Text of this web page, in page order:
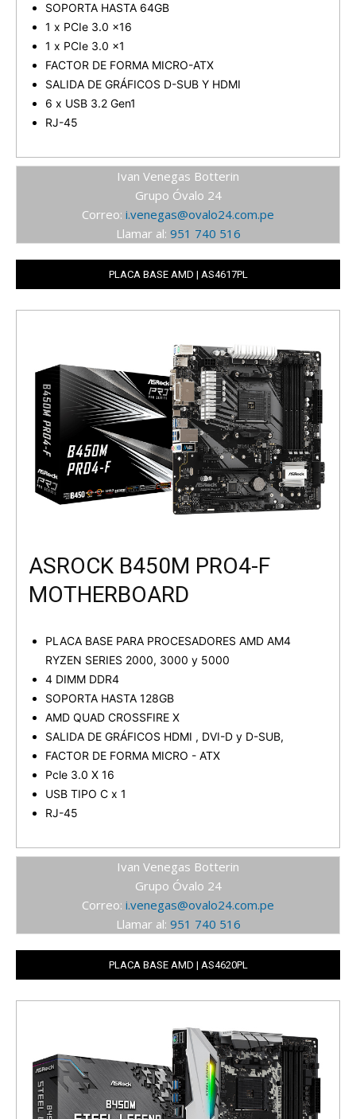
SOPORTA HASTA 64GB
1 x PCIe 3.0 x16
1 x PCIe 3.0 x1
FACTOR DE FORMA MICRO-ATX
SALIDA DE GRÁFICOS D-SUB Y HDMI
6 x USB 3.2 Gen1
RJ-45
Ivan Venegas Botterin
Grupo Óvalo 24
Correo: i.venegas@ovalo24.com.pe
Llamar al: 951 740 516
PLACA BASE AMD | AS4617PL
ASROCK B450M PRO4-F
MOTHERBOARD
PLACA BASE PARA PROCESADORES AMD AM4
RYZEN SERIES 2000, 3000 y 5000
4 DIMM DDR4
SOPORTA HASTA 128GB
AMD QUAD CROSSFIRE X
SALIDA DE GRÁFICOS HDMI , DVI-D y D-SUB,
FACTOR DE FORMA MICRO - ATX
Pcle 3.0 X 16
USB TIPO C x 1
RJ-45
Ivan Venegas Botterin
Grupo Óvalo 24
Correo: i.venegas@ovalo24.com.pe
Llamar al: 951 740 516
PLACA BASE AMD | AS4620PL